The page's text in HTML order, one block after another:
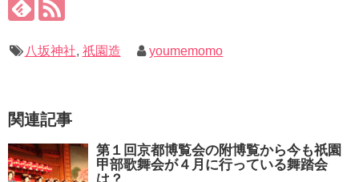
八坂神社, 祇園造 youmemomo
関連記事
第１回京都博覧会の附博覧から今も祇園
甲部歌舞会が４月に行っている舞踏会